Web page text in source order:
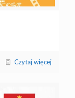
Czytaj więcej